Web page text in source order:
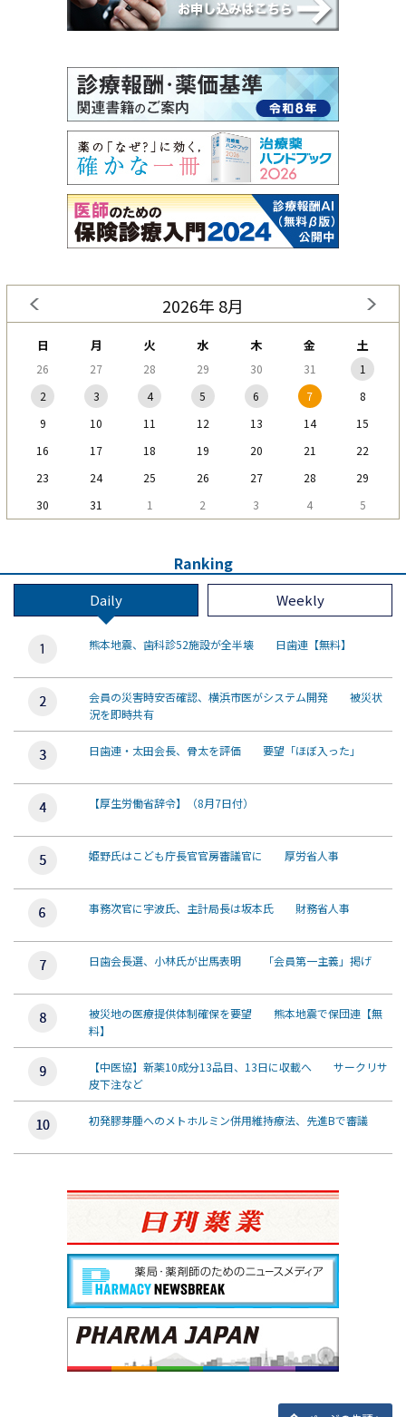
2026年 8月
日 月 火 水 木 金 土
26 27 28 29 30 31
1
2
3 4 5 6 7
8
9
10 11 12 13 14
15
16
17 18 19 20 21
22
23
24 25 26 27 28
29
30
31 1 2 3 4 5
Ranking
Daily Weekly
熊本地震、歯科診52施設が全半壊 日歯連【無料】
会員の災害時安否確認、横浜市医がシステム開発 被災状
況を即時共有
日歯連・太田会長、骨太を評価 要望「ほぼ入った」
【厚生労働省辞令】（8月7日付）
姫野氏はこども庁長官官房審議官に 厚労省人事
事務次官に宇波氏、主計局長は坂本氏 財務省人事
日歯会長選、小林氏が出馬表明 「会員第一主義」掲げ
被災地の医療提供体制確保を要望 熊本地震で保団連【無
料】
【中医協】新薬10成分13品目、13日に収載へ サークリサ
皮下注など
初発膠芽腫へのメトホルミン併用維持療法、先進Bで審議